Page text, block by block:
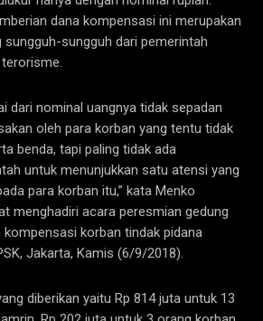
dana kompensasi ini merupakan
sungguh-sungguh dari pemerintah
dari nominal uangnya tidak sepadan
oleh para korban yang tentu tidak
benda, tapi paling tidak ada
untuk menunjukkan satu atensi yang
para korban itu,” kata Menko
menghadiri acara peresmian gedung
kompensasi korban tindak pidana
Jakarta, Kamis (6/9/2018).
diberikan yaitu Rp 814 juta untuk 13